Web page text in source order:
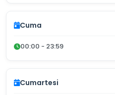
Cuma
00:00 - 23:59
Cumartesi